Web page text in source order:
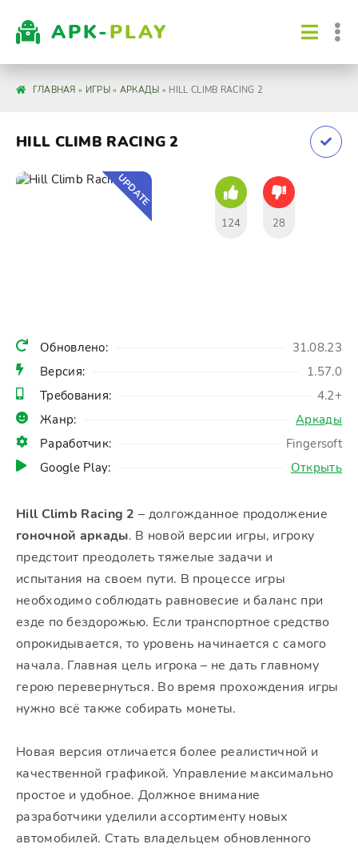
APK-PLAY
ГЛАВНАЯ » ИГРЫ» АРКАДЫ » HILL CLIMB RACING 2
HILL CLIMB RACING 2
Обновлено:
31.08.23
Версия:
1.57.0
Требования:
4.2+
Жанр:
Аркады
Раработчик:
Fingersoft
Google Play:
Открыть
UPDATE
124 28
Hill Climb Racing 2 – долгожданное продолжение
гоночной аркады. В новой версии игры, игроку
предстоит преодолеть тяжелые задачи и
испытания на своем пути. В процессе игры
необходимо соблюдать равновесие и баланс при
езде по бездорожью. Если транспортное средство
опрокидывается, то уровень начинается с самого
начала. Главная цель игрока – не дать главному
герою перевернуться. Во время прохождения игры
нужно всё также собирать монеты.
Новая версия отличается более реалистичной и
качественной графикой. Управление максимально
простое и удобное. Должное внимание
разработчики уделили ассортименту новых
автомобилей. Стать владельцем обновленного